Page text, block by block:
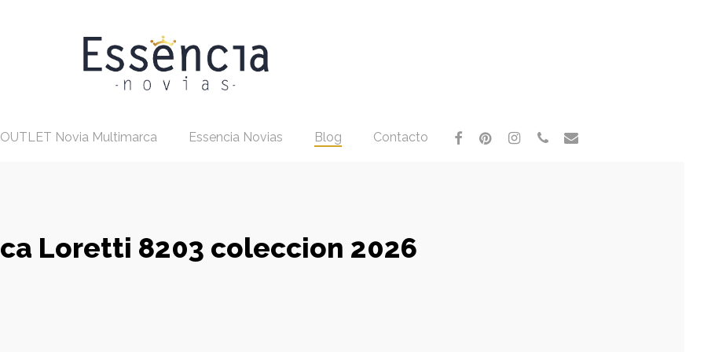
OUTLET Novia Multimarca Essencia Novias Blog Contacto facebookpinterestinstagramphoneemail
Loretti 8203 coleccion 2026